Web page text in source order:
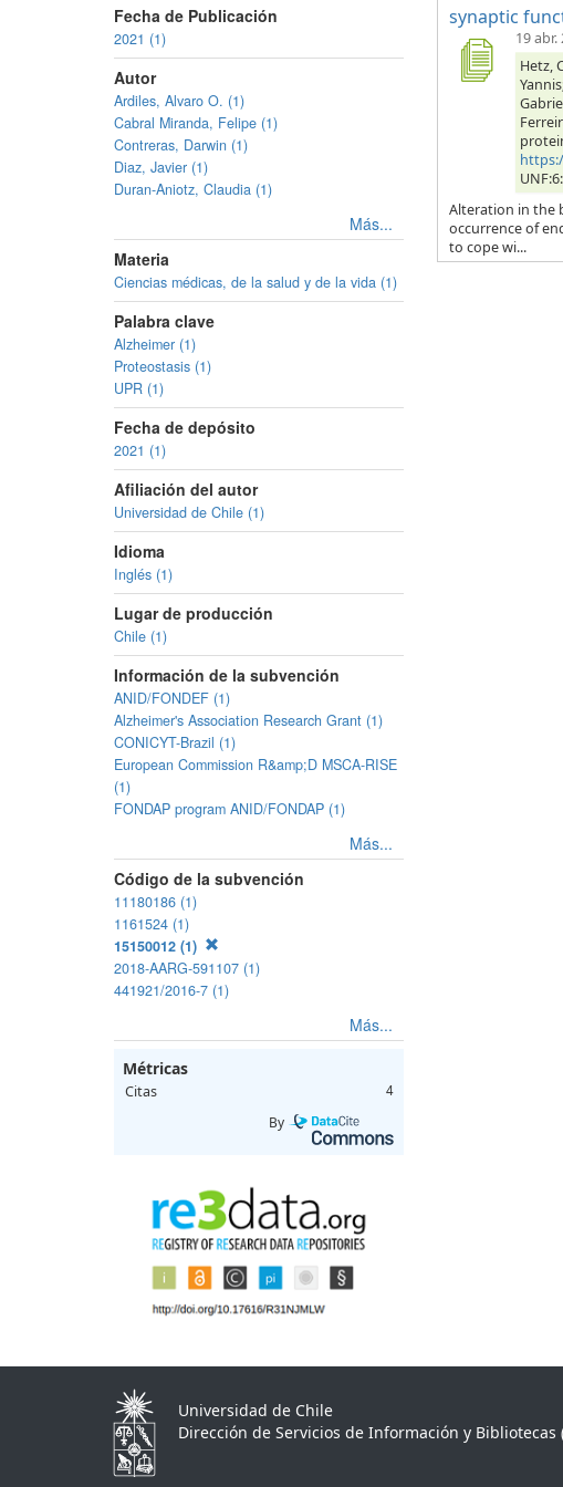
Fecha de Publicación
2021 (1)
Autor
Ardiles, Alvaro O. (1)
Cabral Miranda, Felipe (1)
Contreras, Darwin (1)
Diaz, Javier (1)
Duran-Aniotz, Claudia (1)
Más...
Materia
Ciencias médicas, de la salud y de la vida (1)
Palabra clave
Alzheimer (1)
Proteostasis (1)
UPR (1)
Fecha de depósito
2021 (1)
Afiliación del autor
Universidad de Chile (1)
Idioma
Inglés (1)
Lugar de producción
Chile (1)
Información de la subvención
ANID/FONDEF (1)
Alzheimer's Association Research Grant (1)
CONICYT-Brazil (1)
European Commission R&amp;D MSCA-RISE
(1)
FONDAP program ANID/FONDAP (1)
Más...
Código de la subvención
11180186 (1)
1161524 (1)
15150012 (1)
2018-AARG-591107 (1)
441921/2016-7 (1)
Más...
Métricas
Citas 4
By
synaptic
19 abr.
Hetz,
Alteration in the
occurrence of
to cope wi...
Universidad de Chile
Dirección de Servicios de Información y Bibliotecas